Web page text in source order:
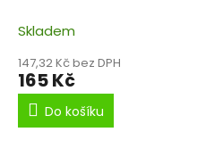
nádechem kraba.
Skladem
147,32 Kč bez DPH
165 Kč
Do košíku